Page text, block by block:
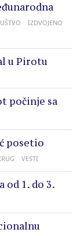
IZDVOJENO
u Pirotu
počinje sa
posetio
VESTI
od 1. do 3.